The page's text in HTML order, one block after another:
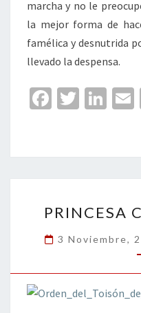
marcha y no le
la mejor forma de
famélica y desnutrida
llevado la despensa.
Fa
o
o
k
T
er
Li
dI
n
l
PRINCESA
3 Noviembre,